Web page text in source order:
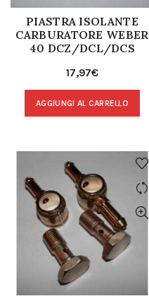
PIASTRA ISOLANTE
CARBURATORE WEBER
40 DCZ/DCL/DCS
17,97€
AGGIUNGI AL CARRELLO